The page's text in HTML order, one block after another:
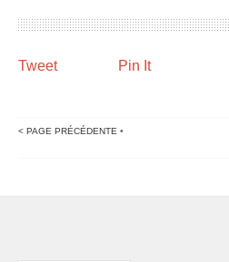
Tweet Pin It
< PAGE PRÉCÉDENTE •